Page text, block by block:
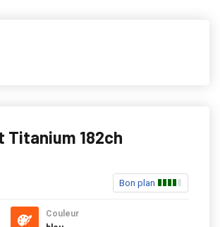
Titanium 182ch
Bon plan
Couleur